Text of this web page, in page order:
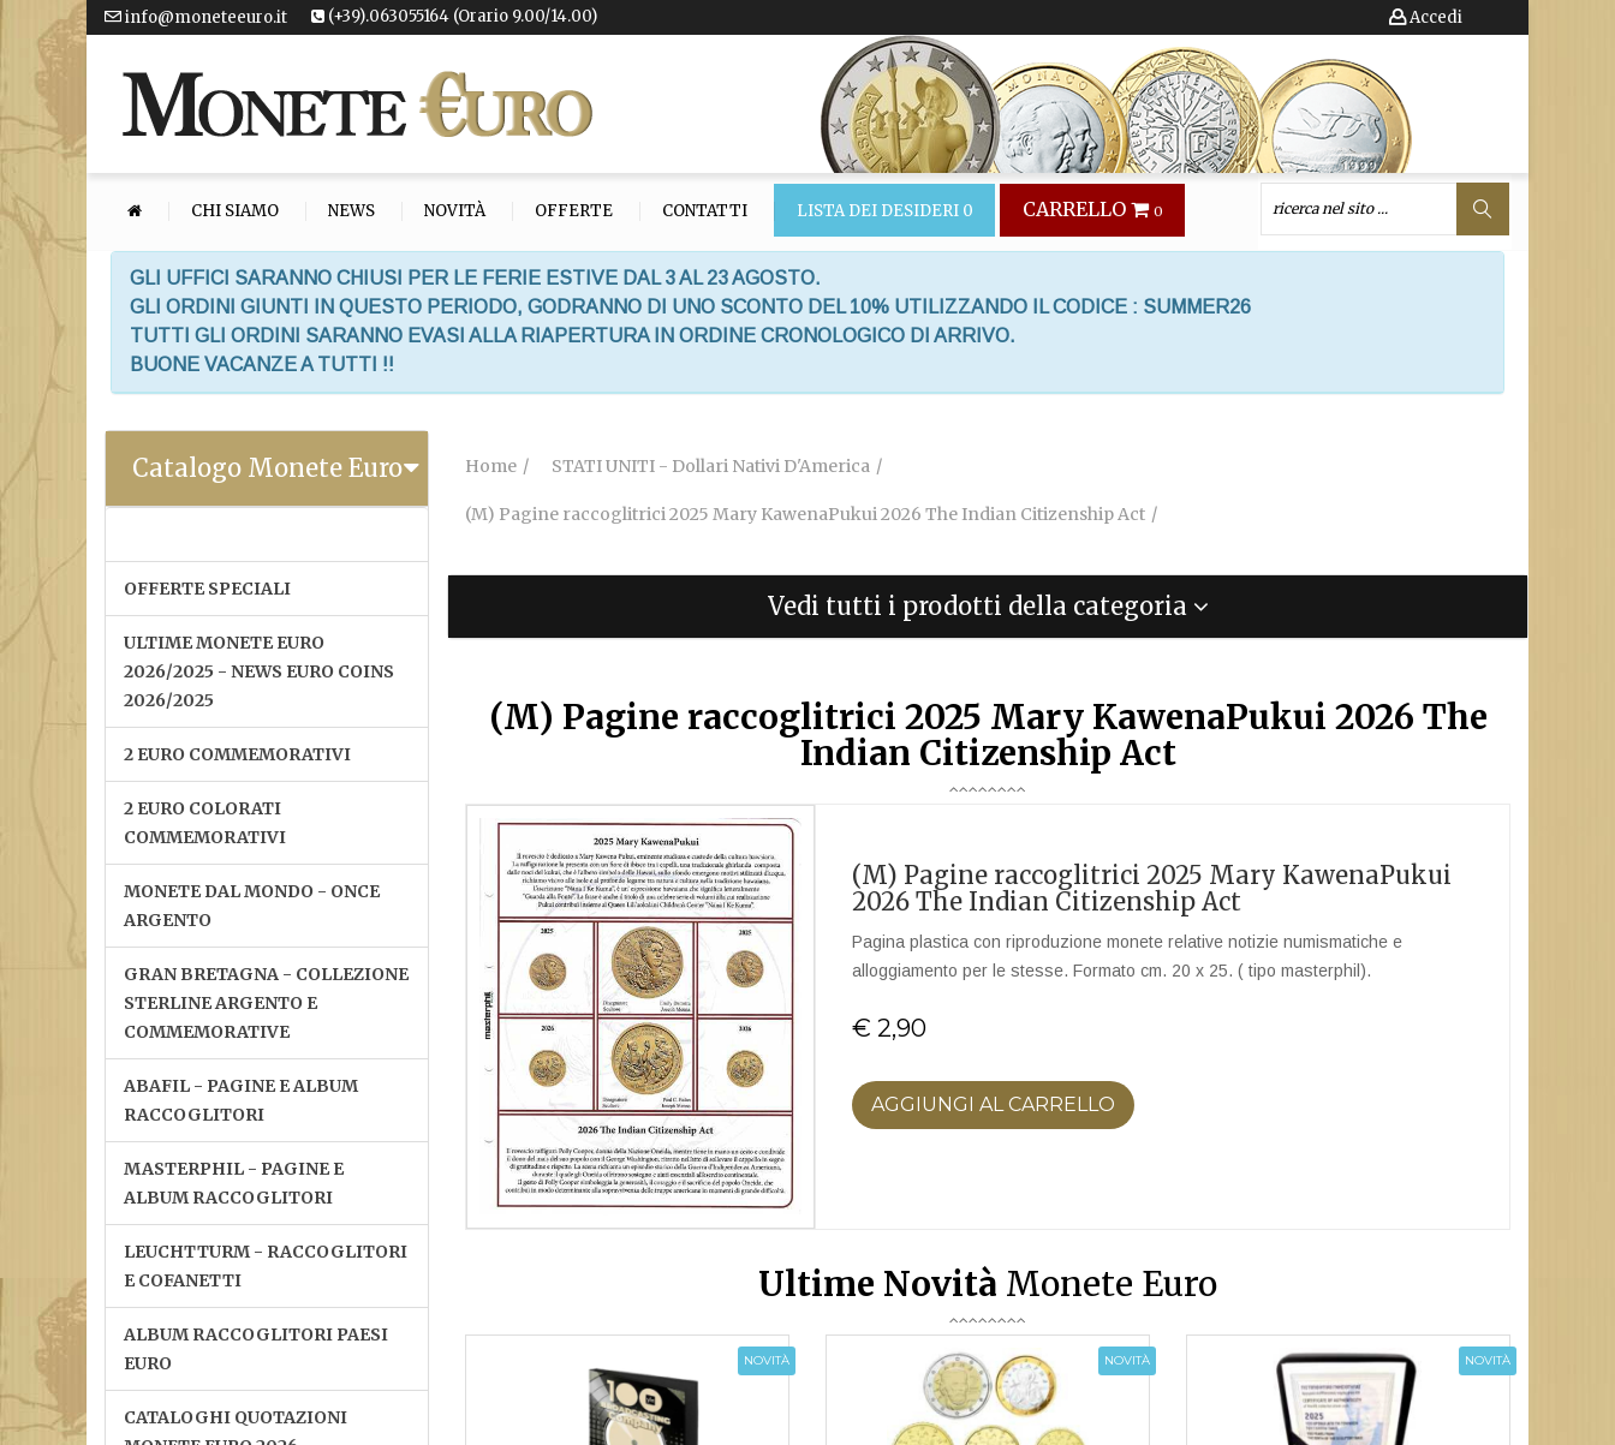
info@moneteeuro.it (+39).063055164 (Orario 9.00/14.00) Accedi
CHI SIAMO NEWS NOVITÀ OFFERTE CONTATTI LISTA DEI DESIDERI 0 CARRELLO 0
GLI UFFICI SARANNO CHIUSI PER LE FERIE ESTIVE DAL 3 AL 23 AGOSTO.
GLI ORDINI GIUNTI IN QUESTO PERIODO, GODRANNO DI UNO SCONTO DEL 10% UTILIZZANDO IL CODICE : SUMMER26
TUTTI GLI ORDINI SARANNO EVASI ALLA RIAPERTURA IN ORDINE CRONOLOGICO DI ARRIVO.
BUONE VACANZE A TUTTI !!
Catalogo Monete Euro
OFFERTE SPECIALI
ULTIME MONETE EURO
2026/2025 - NEWS EURO COINS
2026/2025
2 EURO COMMEMORATIVI
2 EURO COLORATI
COMMEMORATIVI
MONETE DAL MONDO - ONCE
ARGENTO
GRAN BRETAGNA - COLLEZIONE
STERLINE ARGENTO E
COMMEMORATIVE
ABAFIL - PAGINE E ALBUM
RACCOGLITORI
MASTERPHIL - PAGINE E
ALBUM RACCOGLITORI
LEUCHTTURM - RACCOGLITORI
E COFANETTI
ALBUM RACCOGLITORI PAESI
EURO
CATALOGHI QUOTAZIONI
Home STATI UNITI - Dollari Nativi D'America
(M) Pagine raccoglitrici 2025 Mary KawenaPukui 2026 The Indian Citizenship Act
Vedi tutti i prodotti della categoria
(M) Pagine raccoglitrici 2025 Mary KawenaPukui 2026 The
Indian Citizenship Act
(M) Pagine raccoglitrici 2025 Mary KawenaPukui
2026 The Indian Citizenship Act
Pagina plastica con riproduzione monete relative notizie numismatiche e
alloggiamento per le stesse. Formato cm. 20 x 25. ( tipo masterphil).
€ 2,90
AGGIUNGI AL CARRELLO
Ultime Novità Monete Euro
NOVITÀ NOVITÀ NOVITÀ